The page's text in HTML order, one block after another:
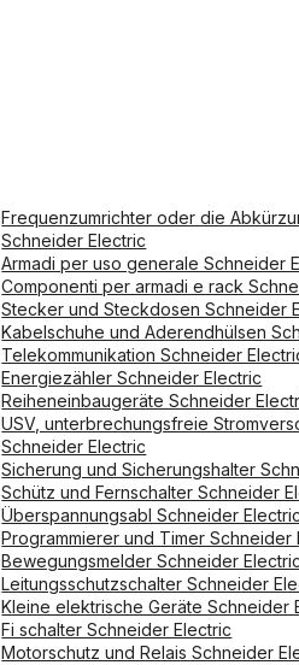
Frequenzumrichter oder die
Schneider Electric
Armadi per uso generale Schneider
Componenti per armadi e rack
Stecker und Steckdosen Schneider
Kabelschuhe und Aderendhülsen
Telekommunikation Schneider
Energiezähler Schneider Electric
Reiheneinbaugeräte Schneider
USV, unterbrechungsfreie
Schneider Electric
Sicherung und Sicherungshalter
Schütz und Fernschalter Schneider
Überspannungsabl Schneider Electric
Programmierer und Timer Schneider
Bewegungsmelder Schneider Electric
Leitungsschutzschalter Schneider
Kleine elektrische Geräte Schneider
Fi schalter Schneider Electric
Motorschutz und Relais Schneider